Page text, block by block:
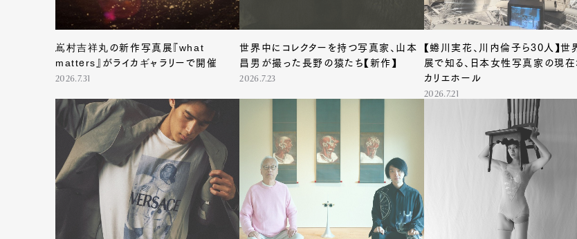
嶌村吉祥丸の新作写真展『what
matters』がライカギャラリーで開催
2026.7.31
世界中にコレクターを持つ写真家、山本
昌男が撮った長野の猿たち【新作】
2026.7.23
【蜷川実花、川内倫子ら30人】世
展で知る、日本女性写真家の現在
カリエホール
2026.7.21